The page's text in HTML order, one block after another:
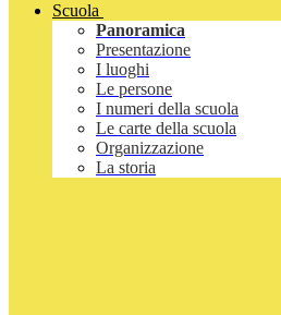
Scuola
Panoramica
Presentazione
I luoghi
Le persone
I numeri della scuola
Le carte della scuola
Organizzazione
La storia